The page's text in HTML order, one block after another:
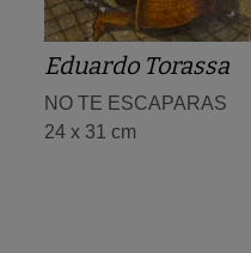
Eduardo Torassa
NO TE ESCAPARAS
24 x 31 cm